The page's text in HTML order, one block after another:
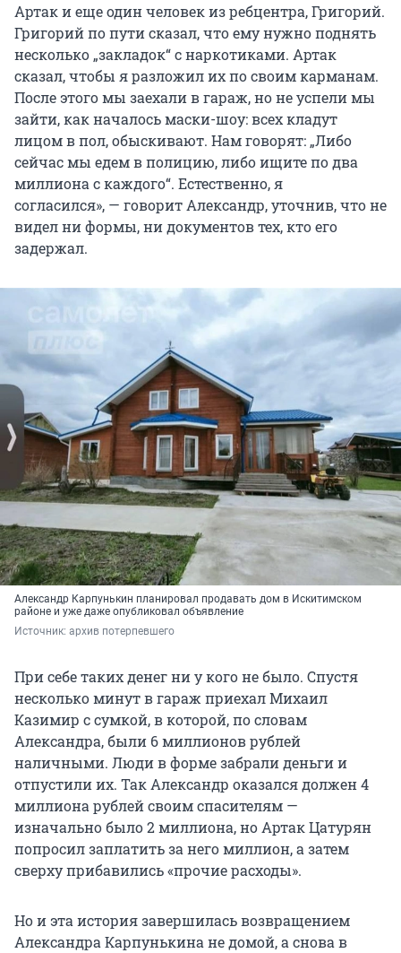
Артак и еще один человек из ребцентра, Григорий.
Григорий по пути сказал, что ему нужно поднять
несколько „закладок“ с наркотиками. Артак
сказал, чтобы я разложил их по своим карманам.
После этого мы заехали в гараж, но не успели мы
зайти, как началось маски-шоу: всех кладут
лицом в пол, обыскивают. Нам говорят: „Либо
сейчас мы едем в полицию, либо ищите по два
миллиона с каждого“. Естественно, я
согласился», — говорит Александр, уточнив, что не
видел ни формы, ни документов тех, кто его
задержал.
Александр Карпунькин планировал продавать дом в Искитимском
районе и уже даже опубликовал объявление
Источник: архив потерпевшего
При себе таких денег ни у кого не было. Спустя
несколько минут в гараж приехал Михаил
Казимир с сумкой, в которой, по словам
Александра, были 6 миллионов рублей
наличными. Люди в форме забрали деньги и
отпустили их. Так Александр оказался должен 4
миллиона рублей своим спасителям —
изначально было 2 миллиона, но Артак Цатурян
попросил заплатить за него миллион, а затем
сверху прибавились «прочие расходы».
Но и эта история завершилась возвращением
Александра Карпунькина не домой, а снова в